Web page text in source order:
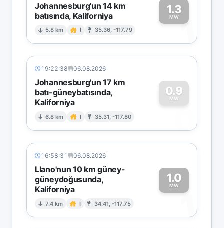
Johannesburg'un 14 km
batısında, Kaliforniya
5.8 km I 35.36, -117.79
1.3
MW1
19:22:38 06.08.2026
Johannesburg'un 17 km
batı-güneybatısında,
Kaliforniya
6.8 km I 35.31, -117.80
0.9
MW
0
16:58:31 06.08.2026
Llano'nun 10 km güney-
güneydoğusunda,
Kaliforniya
7.4 km I 34.41, -117.75
1.0
MW
1